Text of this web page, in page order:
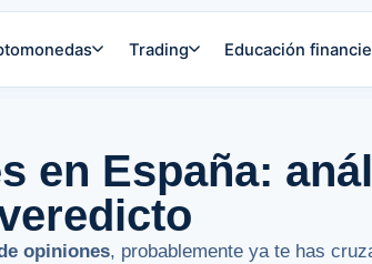
Trading Educación
en España:
opiniones, probablemente ya te has